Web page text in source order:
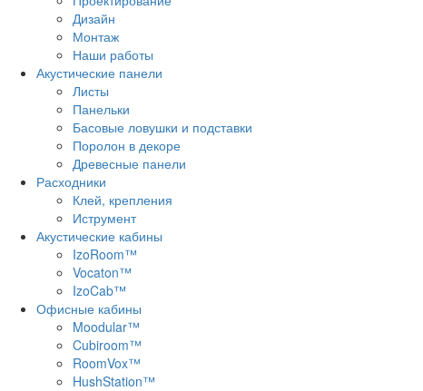
Дизайн
Монтаж
Наши работы
Акустические панели
Листы
Панельки
Басовые ловушки и подставки
Поролон в декоре
Древесные панели
Расходники
Клей, крепления
Иструмент
Акустические кабины
IzoRoom™
Vocaton™
IzoCab™
Офисные кабины
Moodular™
Cubiroom™
RoomVox™
HushStation™